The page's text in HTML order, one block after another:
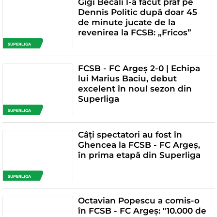
SUPERLIGA
Gigi Becali l-a făcut praf pe
Dennis Politic după doar 45
de minute jucate de la
revenirea la FCSB: „Fricos”
SUPERLIGA
FCSB - FC Argeș 2-0 | Echipa
lui Marius Baciu, debut
excelent în noul sezon din
Superliga
SUPERLIGA
Câți spectatori au fost în
Ghencea la FCSB - FC Argeș,
în prima etapă din Superliga
Octavian Popescu a comis-o
în FCSB - FC Argeș: "10.000 de